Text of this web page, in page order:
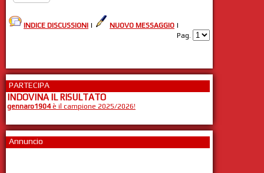
INDICE DISCUSSIONI | NUOVO MESSAGGIO |
Pag.
PARTECIPA
INDOVINA IL RISULTATO
gennaro1904è il campione 2025/2026!
Annuncio